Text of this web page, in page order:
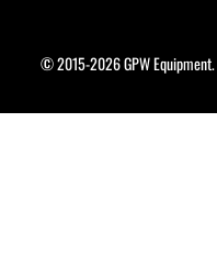
© 2015-2026 GPW Equipment.